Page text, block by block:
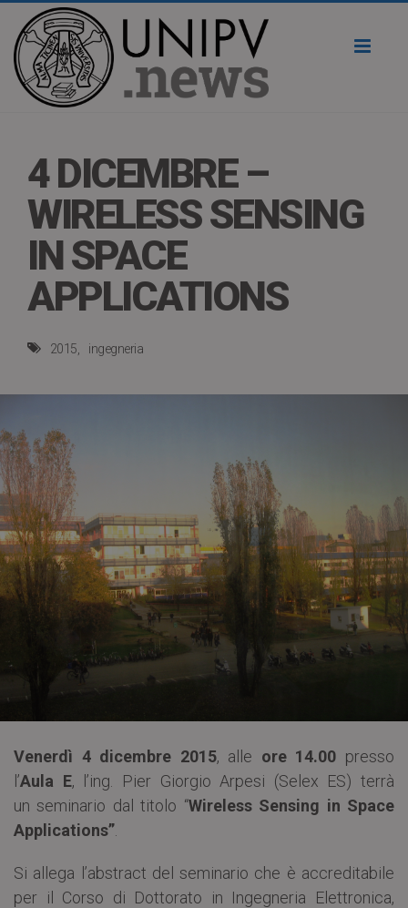
4 DICEMBRE –
WIRELESS SENSING
IN SPACE
APPLICATIONS
2015 ingegneria
Venerdì 4 dicembre 2015, alle ore 14.00 presso
l’Aula E, l’ing. Pier Giorgio Arpesi (Selex ES) terrà
un seminario dal titolo “Wireless Sensing in Space
Applications”
Si allega l’abstract del seminario che è accreditabile
per il Corso di Dottorato in Ingegneria Elettronica,